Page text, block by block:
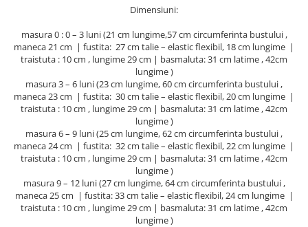
Dimensiuni:
masura 0 : 0 – 3 luni (21 cm lungime,57 cm circumferinta bustului ,
maneca 21 cm | fustita: 27 cm talie – elastic flexibil, 18 cm lungime |
traistuta : 10 cm , lungime 29 cm | basmaluta: 31 cm latime , 42cm
lungime )
masura 3 – 6 luni (23 cm lungime, 60 cm circumferinta bustului ,
maneca 23 cm | fustita: 30 cm talie – elastic flexibil, 20 cm lungime |
traistuta : 10 cm , lungime 29 cm | basmaluta: 31 cm latime , 42cm
lungime )
masura 6 – 9 luni (25 cm lungime, 62 cm circumferinta bustului ,
maneca 24 cm | fustita: 32 cm talie – elastic flexibil, 22 cm lungime |
traistuta : 10 cm , lungime 29 cm | basmaluta: 31 cm latime , 42cm
lungime )
masura 9 – 12 luni (27 cm lungime, 64 cm circumferinta bustului ,
maneca 25 cm | fustita: 33 cm talie – elastic flexibil, 24 cm lungime |
traistuta : 10 cm , lungime 29 cm | basmaluta: 31 cm latime , 42cm
lungime )